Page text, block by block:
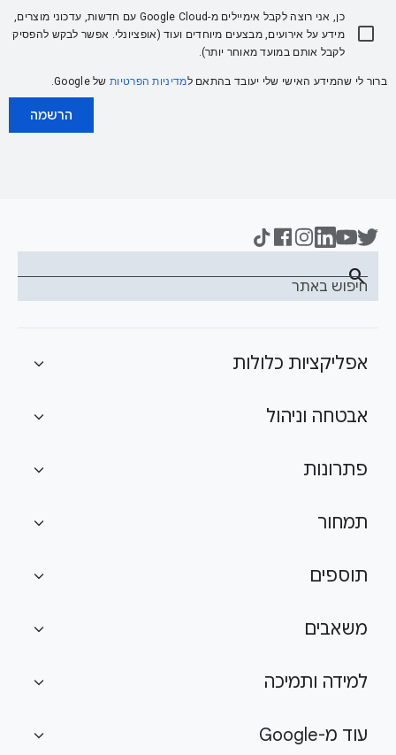
כן, אני רוצה לקבל אימיילים מ-Google Cloud עם חדשות, עדכוני מוצרים,
מידע על אירועים, מבצעים מיוחדים ועוד (אופציונלי. אפשר לבקש להפסיק
לקבל אותם במועד מאוחר יותר).
ברור לי שהמידע האישי שלי יעובד בהתאם למדיניות הפרטיותשל Google.
הרשמה
חיפוש באתר
search
אפליקציות כלולות expand_more
אבטחה וניהול expand_more
פתרונות expand_more
תמחור expand_more
תוספים expand_more
משאבים expand_more
למידה ותמיכה expand_more
עוד מ-Google expand_more